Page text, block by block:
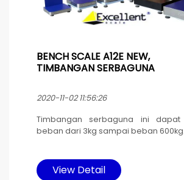
BENCH SCALE A12E NEW,
TIMBANGAN SERBAGUNA
2020-11-02 11:56:26
Timbangan serbaguna ini dapat
beban dari 3kg sampai beban 600kg.
dan warung sembako. di desain
steel dan platter stainless steel
View Detail